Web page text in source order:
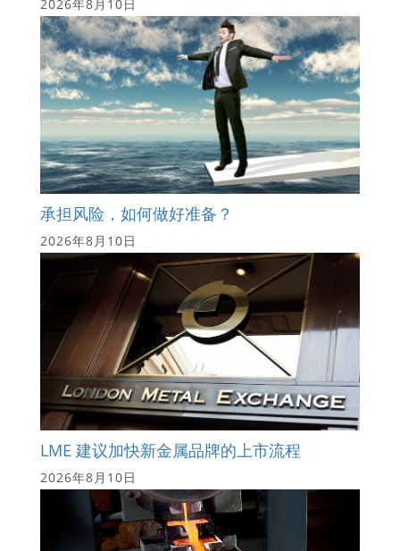
2026年8月10日
承担风险，如何做好准备？
2026年8月10日
LME 建议加快新金属品牌的上市流程
2026年8月10日